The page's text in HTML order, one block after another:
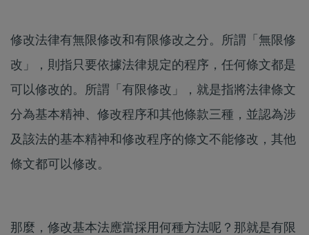
修改法律有無限修改和有限修改之分。所謂「無限修
改」，則指只要依據法律規定的程序，任何條文都是
可以修改的。所謂「有限修改」，就是指將法律條文
分為基本精神、修改程序和其他條款三種，並認為涉
及該法的基本精神和修改程序的條文不能修改，其他
條文都可以修改。
那麼，修改基本法應當採用何種方法呢？那就是有限